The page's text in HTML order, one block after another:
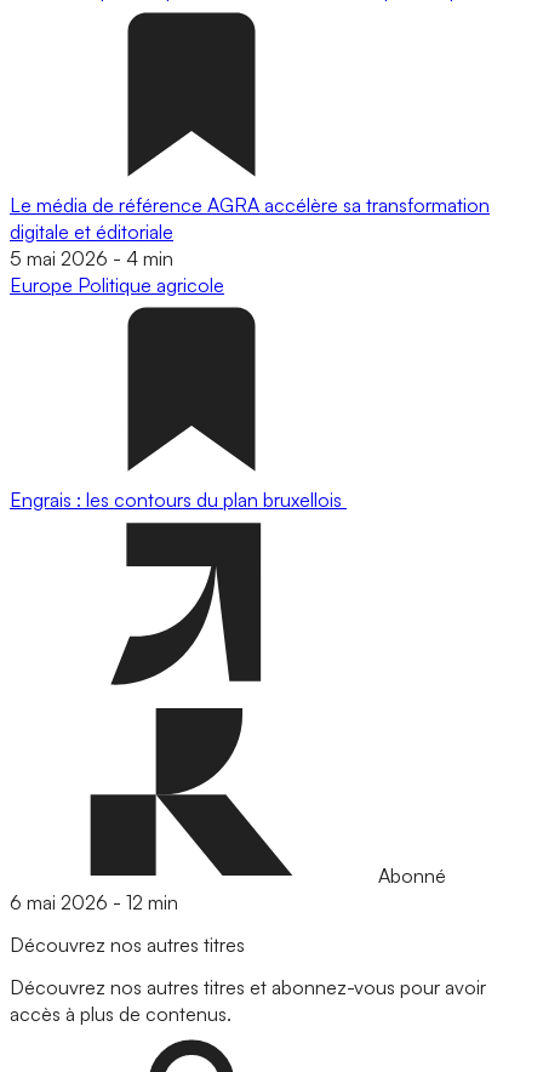
Le média de référence AGRA accélère sa transformation
digitale et éditoriale
5 mai 2026 - 4 min
Europe Politique agricole
Engrais : les contours du plan bruxellois
Abonné
6 mai 2026 - 12 min
Découvrez nos autres titres
Découvrez nos autres titres et abonnez-vous pour avoir
accès à plus de contenus.